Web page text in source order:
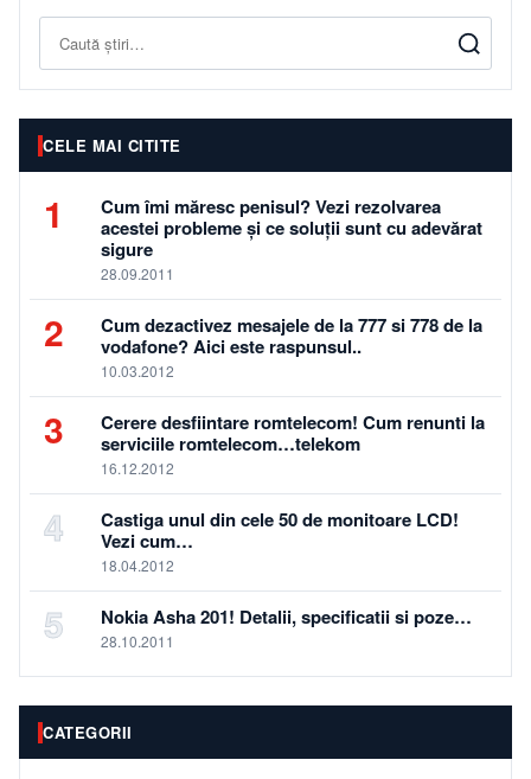
Caută
CELE MAI CITITE
1
Cum îmi măresc penisul? Vezi rezolvarea
acestei probleme și ce soluții sunt cu adevărat
sigure
28.09.2011
2
Cum dezactivez mesajele de la 777 si 778 de la
vodafone? Aici este raspunsul..
10.03.2012
3
Cerere desfiintare romtelecom! Cum renunti la
serviciile romtelecom…telekom
16.12.2012
4
Castiga unul din cele 50 de monitoare LCD!
Vezi cum…
18.04.2012
5 Nokia Asha 201! Detalii, specificatii si poze…
28.10.2011
CATEGORII